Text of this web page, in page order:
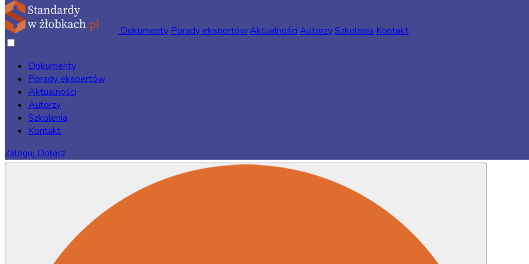
Dokumenty Porady ekspertówAktualności Autorzy Szkolenia Kontakt
Dokumenty
Porady ekspertów
Aktualności
Autorzy
Szkolenia
Kontakt
Zaloguj Dołącz
Strona główna/Dokumenty
3 str.